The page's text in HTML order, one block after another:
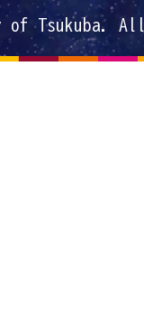
of Tsukuba.